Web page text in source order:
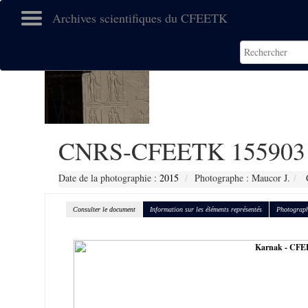
Archives scientifiques du CFEETK
CNRS-CFEETK 155903
Date de la photographie : 2015 Photographe : Maucor J.
Consulter le document Information sur les éléments représentés